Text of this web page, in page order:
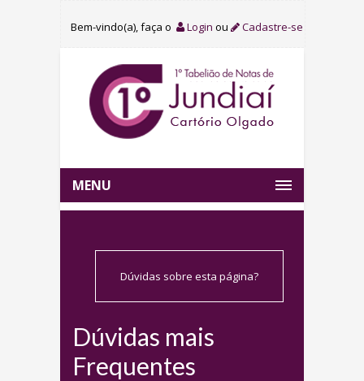
Bem-vindo(a), faça o Login ou Cadastre-se
MENU
Dúvidas sobre esta página?
Dúvidas mais
Frequentes